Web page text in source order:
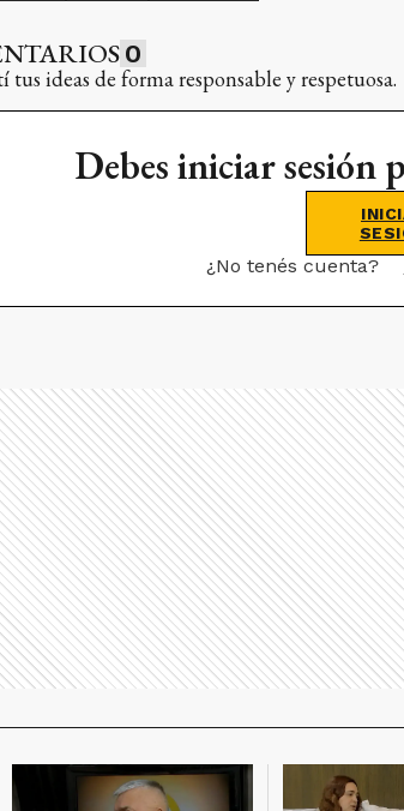
0
tus ideas de forma responsable y respetuosa.
Debes iniciar sesión
¿No tenés cuenta?